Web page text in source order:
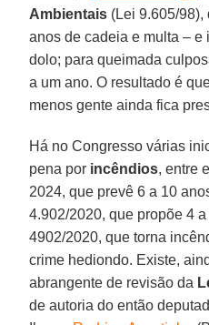
Ambientais (Lei 9.605/98),
anos de cadeia e multa –
dolo; para queimada
a um ano. O resultado é
menos gente ainda fica
Há no Congresso várias
pena por incêndios, entre
2024, que prevê 6 a 10
4.902/2020, que propõe 4
4902/2020, que torna
crime hediondo. Existe,
abrangente de revisão da
de autoria do então